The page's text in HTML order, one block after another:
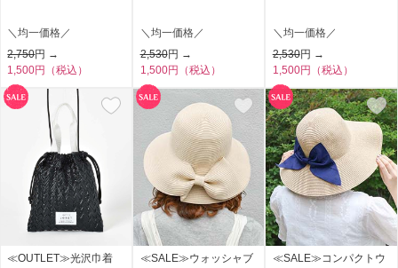
＼均一価格／
2,750円 →
1,500円（税込）
＼均一価格／
2,530円 →
1,500円（税込）
＼均一価格／
2,530円 →
1,500円（税込）
≪OUTLET≫光沢巾着
≪SALE≫ウォッシャブ
≪SALE≫コンパクトウ